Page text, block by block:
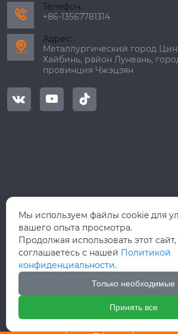

Телефон:
+86-13567781314

Адрес:
Металлургический город
Хайбинь, район Лунвань,
провинция Чжэцзян
  
Мы используем файлы cookie для
вашего опыта просмотра.
Продолжая использовать этот
соглашаетесь с нашей Политикой
конфиденциальности.
Только необходимые
Принять все